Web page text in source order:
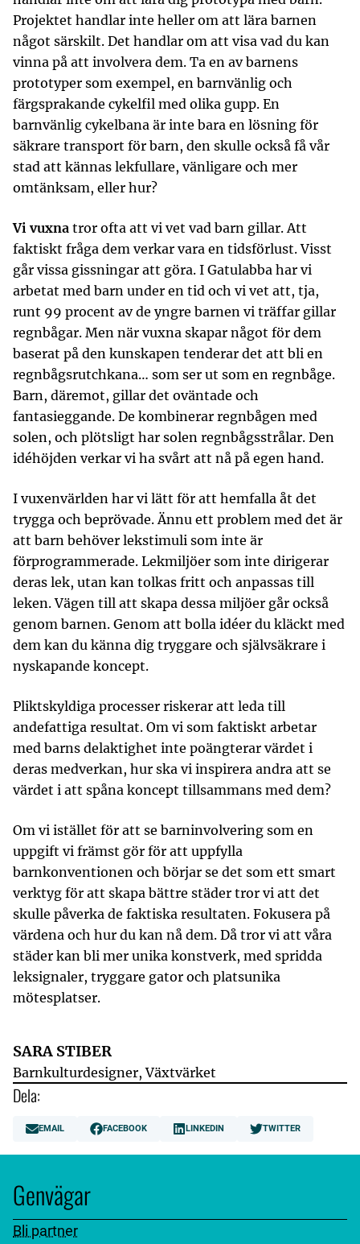
Projektet handlar inte heller om att lära barnen
något särskilt. Det handlar om att visa vad du kan
vinna på att involvera dem. Ta en av barnens
prototyper som exempel, en barnvänlig och
färgsprakande cykelfil med olika gupp. En
barnvänlig cykelbana är inte bara en lösning för
säkrare transport för barn, den skulle också få vår
stad att kännas lekfullare, vänligare och mer
omtänksam, eller hur?
Vi vuxna tror ofta att vi vet vad barn gillar. Att
faktiskt fråga dem verkar vara en tidsförlust. Visst
går vissa gissningar att göra. I Gatulabba har vi
arbetat med barn under en tid och vi vet att, tja,
runt 99 procent av de yngre barnen vi träffar gillar
regnbågar. Men när vuxna skapar något för dem
baserat på den kunskapen tenderar det att bli en
regnbågsrutchkana… som ser ut som en regnbåge.
Barn, däremot, gillar det oväntade och
fantasieggande. De kombinerar regnbågen med
solen, och plötsligt har solen regnbågsstrålar. Den
idéhöjden verkar vi ha svårt att nå på egen hand.
I vuxenvärlden har vi lätt för att hemfalla åt det
trygga och beprövade. Ännu ett problem med det är
att barn behöver lekstimuli som inte är
förprogrammerade. Lekmiljöer som inte dirigerar
deras lek, utan kan tolkas fritt och anpassas till
leken. Vägen till att skapa dessa miljöer går också
genom barnen. Genom att bolla idéer du kläckt med
dem kan du känna dig tryggare och självsäkrare i
nyskapande koncept.
Pliktskyldiga processer riskerar att leda till
andefattiga resultat. Om vi som faktiskt arbetar
med barns delaktighet inte poängterar värdet i
deras medverkan, hur ska vi inspirera andra att se
värdet i att spåna koncept tillsammans med dem?
Om vi istället för att se barninvolvering som en
uppgift vi främst gör för att uppfylla
barnkonventionen och börjar se det som ett smart
verktyg för att skapa bättre städer tror vi att det
skulle påverka de faktiska resultaten. Fokusera på
värdena och hur du kan nå dem. Då tror vi att våra
städer kan bli mer unika konstverk, med spridda
leksignaler, tryggare gator och platsunika
mötesplatser.
SARA STIBER
Barnkulturdesigner, Växtvärket
Dela:
EMAIL FACEBOOK LINKEDIN TWITTER
Genvägar
Bli partner